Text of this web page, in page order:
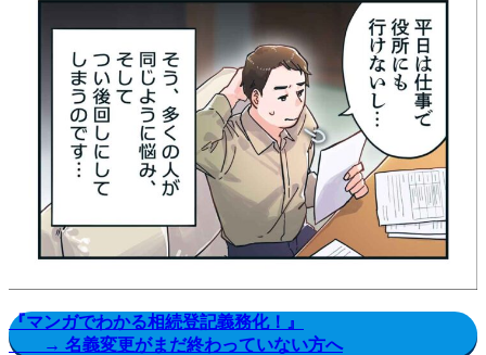
『マンガでわかる相続登記義務化！』
→ 名義変更がまだ終わっていない方へ